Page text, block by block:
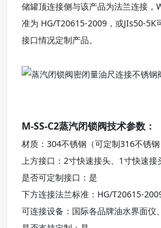
储罐顶连接侧与该产品为法兰连接，
准为 HG/T20615-2009，或JIs50-5K
接口情况定制产品。
M-SS-C2蒸汽闭锁阀技术参数：
材质：304不锈钢（可定制316不锈钢
上方接口：2寸快速接头、1寸快速接
是否可定制接口：是
下方连接法兰标准：HG/T20615-
可连接设备：国际各品牌油水界面仪